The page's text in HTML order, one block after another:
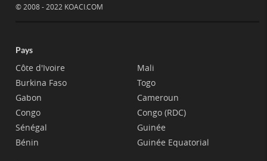
© 2008 - 2022 KOACI.COM
Pays
Côte d'Ivoire
Burkina Faso
Gabon
Congo
Sénégal
Bénin
Mali
Togo
Cameroun
Congo (RDC)
Guinée
Guinée Equatorial